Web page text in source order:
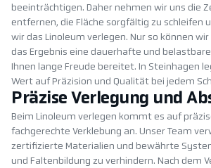
beeinträchtigen. Daher nehmen wir uns die
entfernen, die Fläche sorgfältig zu schleifen
wir das Linoleum verlegen. Nur so können
das Ergebnis eine dauerhafte und
Ihnen lange Freude bereitet. In Steinhagen
Wert auf Präzision und Qualität bei jedem
Präzise Verlegung und
Beim Linoleum verlegen kommt es auf
fachgerechte Verklebung an. Unser Team
zertifizierte Materialien und bewährte
und Faltenbildung zu verhindern. Nach dem